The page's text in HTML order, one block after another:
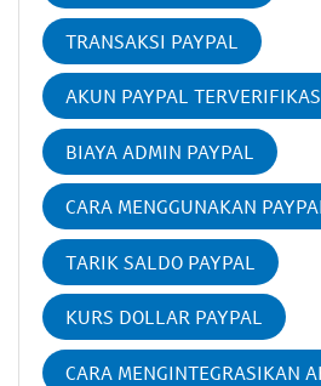
TRANSAKSI PAYPAL
AKUN PAYPAL
BIAYA ADMIN PAYPAL
CARA MENGGUNAKAN
TARIK SALDO PAYPAL
KURS DOLLAR PAYPAL
CARA MENGINTEGRASIKAN